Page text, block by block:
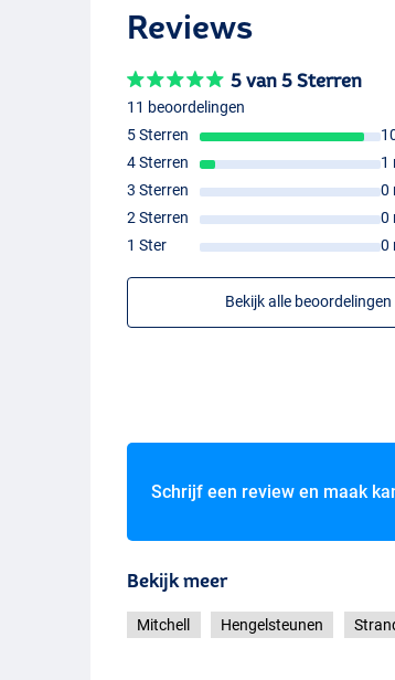
Reviews
5 van 5 Sterren
11 beoordelingen
5 Sterren
4 Sterren
1
3 Sterren
0
2 Sterren
0
1 Ster
0
Bekijk alle beoordelingen
Schrijf een review en maak
Bekijk meer
Mitchell Hengelsteunen